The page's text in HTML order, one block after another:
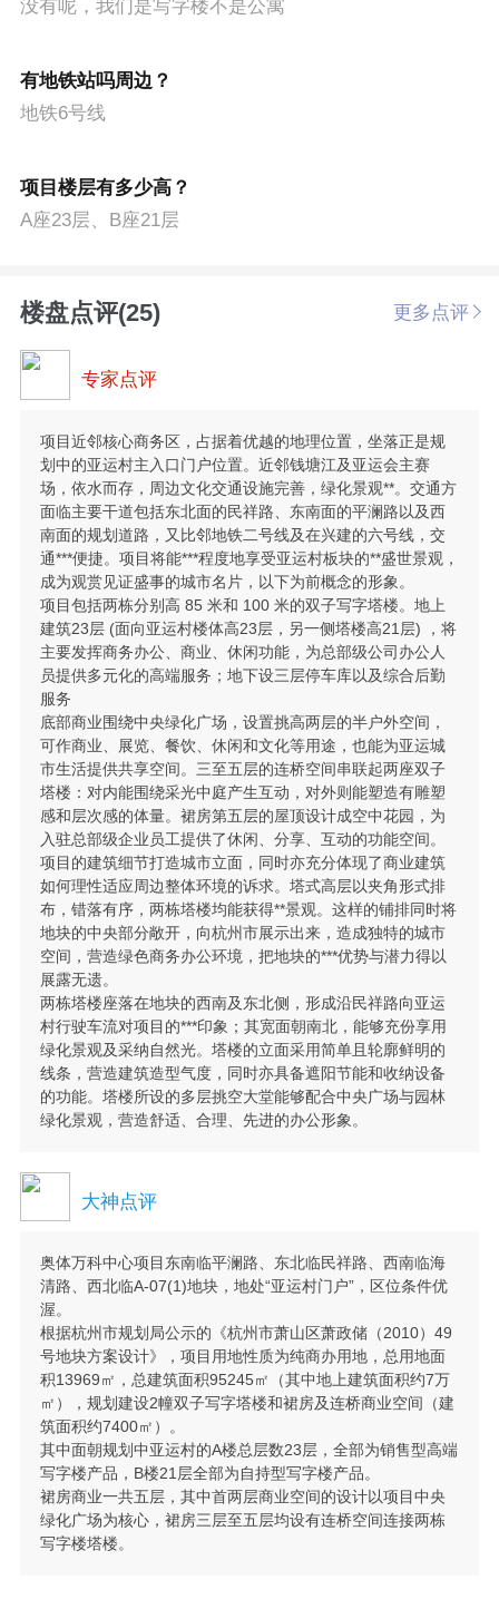
没有呢，我们是写字楼不是公寓
有地铁站吗周边？
地铁6号线
项目楼层有多少高？
A座23层、B座21层
楼盘点评(25) 更多点评
专家点评
项目近邻核心商务区，占据着优越的地理位置，坐落正是规
划中的亚运村主入口门户位置。近邻钱塘江及亚运会主赛
场，依水而存，周边文化交通设施完善，绿化景观**。交通方
面临主要干道包括东北面的民祥路、东南面的平澜路以及西
南面的规划道路，又比邻地铁二号线及在兴建的六号线，交
通***便捷。项目将能***程度地享受亚运村板块的**盛世景观，
成为观赏见证盛事的城市名片，以下为前概念的形象。
项目包括两栋分别高 85 米和 100 米的双子写字塔楼。地上
建筑23层 (面向亚运村楼体高23层，另一侧塔楼高21层) ，将
主要发挥商务办公、商业、休闲功能，为总部级公司办公人
员提供多元化的高端服务；地下设三层停车库以及综合后勤
服务
底部商业围绕中央绿化广场，设置挑高两层的半户外空间，
可作商业、展览、餐饮、休闲和文化等用途，也能为亚运城
市生活提供共享空间。三至五层的连桥空间串联起两座双子
塔楼：对内能围绕采光中庭产生互动，对外则能塑造有雕塑
感和层次感的体量。裙房第五层的屋顶设计成空中花园，为
入驻总部级企业员工提供了休闲、分享、互动的功能空间。
项目的建筑细节打造城市立面，同时亦充分体现了商业建筑
如何理性适应周边整体环境的诉求。塔式高层以夹角形式排
布，错落有序，两栋塔楼均能获得**景观。这样的铺排同时将
地块的中央部分敞开，向杭州市展示出来，造成独特的城市
空间，营造绿色商务办公环境，把地块的***优势与潜力得以
展露无遗。
两栋塔楼座落在地块的西南及东北侧，形成沿民祥路向亚运
村行驶车流对项目的***印象；其宽面朝南北，能够充份享用
绿化景观及采纳自然光。塔楼的立面采用简单且轮廓鲜明的
线条，营造建筑造型气度，同时亦具备遮阳节能和收纳设备
的功能。塔楼所设的多层挑空大堂能够配合中央广场与园林
绿化景观，营造舒适、合理、先进的办公形象。
大神点评
奥体万科中心项目东南临平澜路、东北临民祥路、西南临海
清路、西北临A-07(1)地块，地处“亚运村门户”，区位条件优
渥。
根据杭州市规划局公示的《杭州市萧山区萧政储（2010）49
号地块方案设计》，项目用地性质为纯商办用地，总用地面
积13969㎡，总建筑面积95245㎡（其中地上建筑面积约7万
㎡），规划建设2幢双子写字塔楼和裙房及连桥商业空间（建
筑面积约7400㎡）。
其中面朝规划中亚运村的A楼总层数23层，全部为销售型高端
写字楼产品，B楼21层全部为自持型写字楼产品。
裙房商业一共五层，其中首两层商业空间的设计以项目中央
绿化广场为核心，裙房三层至五层均设有连桥空间连接两栋
写字楼塔楼。